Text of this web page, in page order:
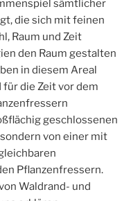
sämtlicher
die sich mit feinen
Raum und Zeit
den Raum gestalten
in diesem Areal
die Zeit vor dem
geschlossenen
von einer mit
Pflanzenfressern.
Waldrand- und